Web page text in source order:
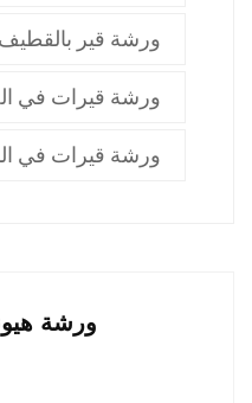
ورشة قير بالقطيف
ورشة قيرات في
ورشة قيرات في
ورشة